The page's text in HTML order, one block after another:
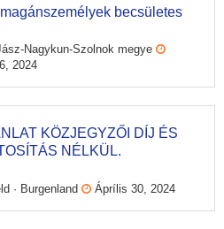
becsületes
Nagykun-Szolnok megye
2024
KÖZJEGYZŐI DÍJ ÉS
NÉLKÜL.
· Burgenland Áprílis 30, 2024